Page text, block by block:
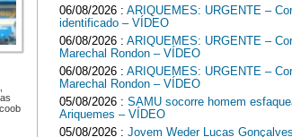
06/08/2026 : ARIQUEMES: URGENTE –
identificado – VÍDEO
06/08/2026 : ARIQUEMES: URGENTE –
Marechal Rondon – VÍDEO
06/08/2026 : ARIQUEMES: URGENTE –
Marechal Rondon – VÍDEO
05/08/2026 : SAMU socorre homem
Ariquemes – VÍDEO
05/08/2026 : Jovem Weder Lucas